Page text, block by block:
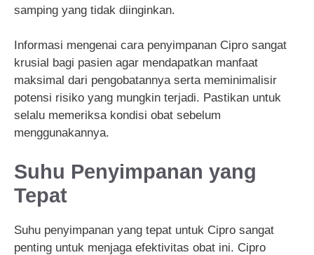
samping yang tidak diinginkan.
Informasi mengenai cara penyimpanan Cipro sangat
krusial bagi pasien agar mendapatkan manfaat
maksimal dari pengobatannya serta meminimalisir
potensi risiko yang mungkin terjadi. Pastikan untuk
selalu memeriksa kondisi obat sebelum
menggunakannya.
Suhu Penyimpanan yang
Tepat
Suhu penyimpanan yang tepat untuk Cipro sangat
penting untuk menjaga efektivitas obat ini. Cipro